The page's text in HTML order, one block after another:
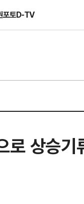
포토D-TV
상승기